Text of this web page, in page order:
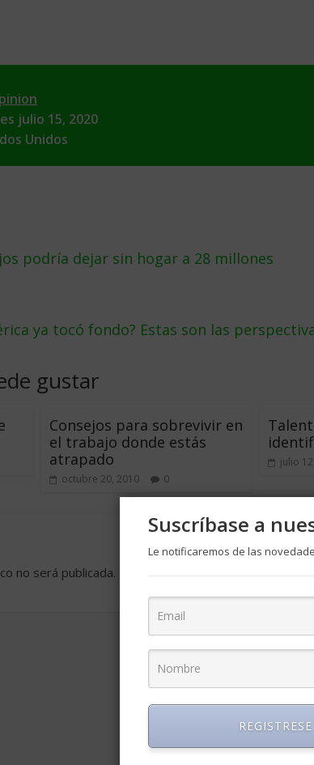
julio 15, 2020
Unidos
podría dejar sin hogar a 28 millones
ya tocó fondo? Estas son las
gustar
Consejos para sobrevivir en
el trabajo donde estás
atrapado
octubre 20, 2010 0
julio
no será publicada.
Suscríbase a
Le notificaremos de las